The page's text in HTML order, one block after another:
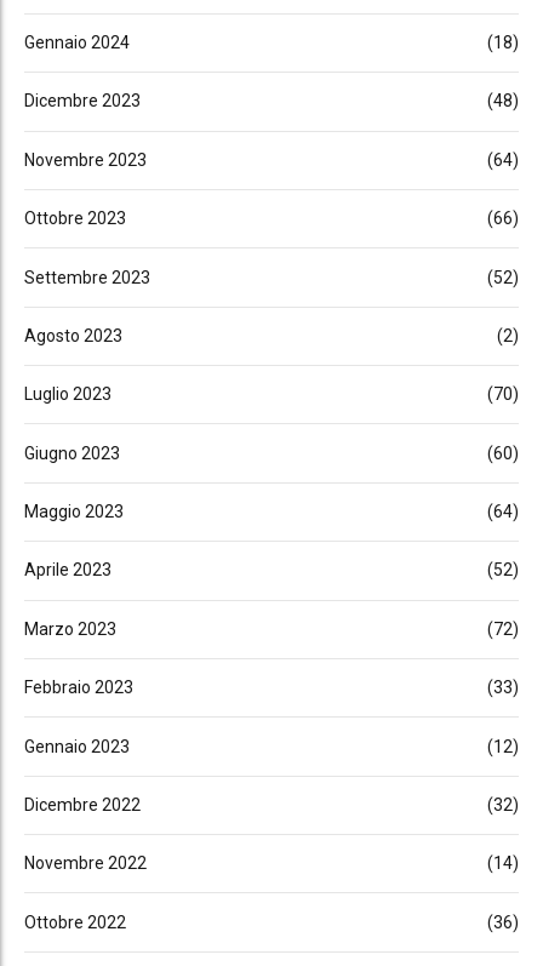
Gennaio 2024 (18)
Dicembre 2023 (48)
Novembre 2023 (64)
Ottobre 2023 (66)
Settembre 2023 (52)
Agosto 2023 (2)
Luglio 2023 (70)
Giugno 2023 (60)
Maggio 2023 (64)
Aprile 2023 (52)
Marzo 2023 (72)
Febbraio 2023 (33)
Gennaio 2023 (12)
Dicembre 2022 (32)
Novembre 2022 (14)
Ottobre 2022 (36)